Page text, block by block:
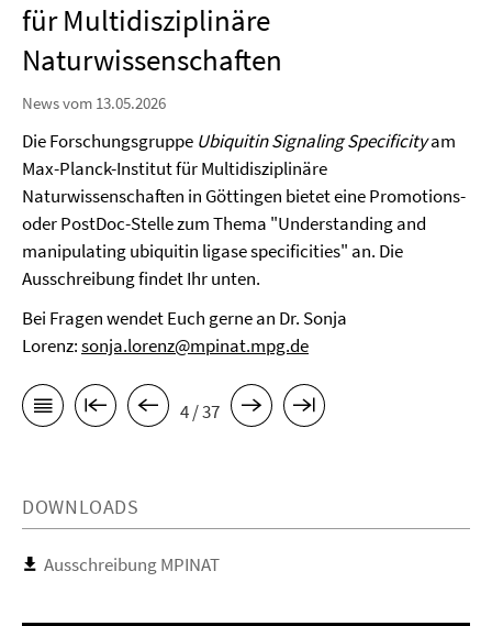
für Multidisziplinäre
Naturwissenschaften
News vom 13.05.2026
Die Forschungsgruppe Ubiquitin Signaling Specificityam
Max-Planck-Institut für Multidisziplinäre
Naturwissenschaften in Göttingen bietet eine Promotions-
oder PostDoc-Stelle zum Thema "Understanding and
manipulating ubiquitin ligase specificities" an. Die
Ausschreibung findet Ihr unten.
Bei Fragen wendet Euch gerne an Dr. Sonja
Lorenz:sonja.lorenz@mpinat.mpg.de
4 / 37
DOWNLOADS
Ausschreibung MPINAT